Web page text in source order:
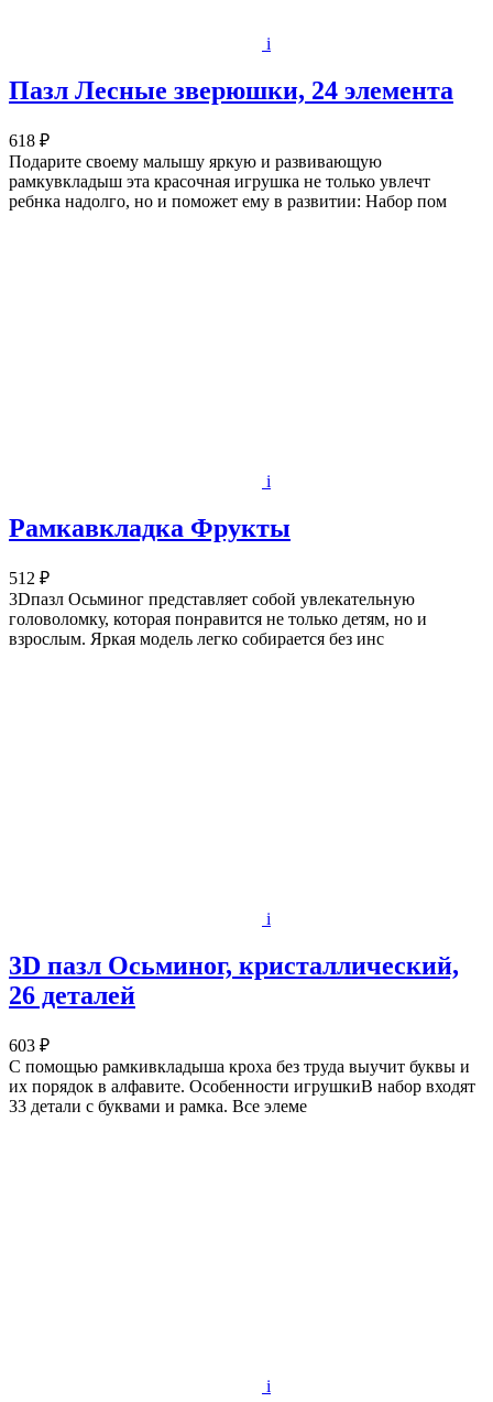
i
Пазл Лесные зверюшки, 24 элемента
618 ₽
Подарите своему малышу яркую и развивающую
рамкувкладыш эта красочная игрушка не только увлечт
ребнка надолго, но и поможет ему в развитии: Набор пом
i
Рамкавкладка Фрукты
512 ₽
3Dпазл Осьминог представляет собой увлекательную
головоломку, которая понравится не только детям, но и
взрослым. Яркая модель легко собирается без инс
i
3D пазл Осьминог, кристаллический,
26 деталей
603 ₽
С помощью рамкивкладыша кроха без труда выучит буквы и
их порядок в алфавите. Особенности игрушкиВ набор входят
33 детали с буквами и рамка. Все элеме
i